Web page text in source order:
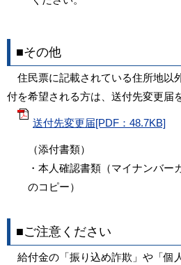
■その他
住民票に記載されている住所地以
付を希望される方は、送付先変更届
送付先変更届[PDF：48.7KB]
（添付書類）
・本人確認書類（マイナンバー
のコピー）
■ご注意ください
給付金の「振り込め詐欺」や「個